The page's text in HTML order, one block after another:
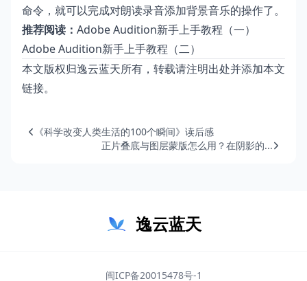
命令，就可以完成对朗读录音添加背景音乐的操作了。
推荐阅读： Adobe Audition新手上手教程（一）
Adobe Audition新手上手教程（二）
本文版权归逸云蓝天所有，转载请注明出处并添加本文
链接。
《科学改变人类生活的100个瞬间》读后感
正片叠底与图层蒙版怎么用？在阴影的...
逸云蓝天
闽ICP备20015478号-1